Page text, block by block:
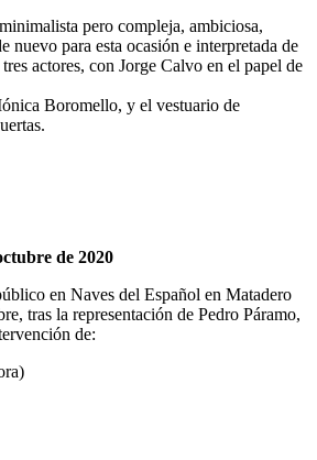
pero compleja, ambiciosa,
nuevo para esta ocasión e interpretada de
actores, con Jorge Calvo en el papel de
Boromello, y el vestuario de
de 2020
en Naves del Español en Matadero
tras la representación de Pedro Páramo,
de: